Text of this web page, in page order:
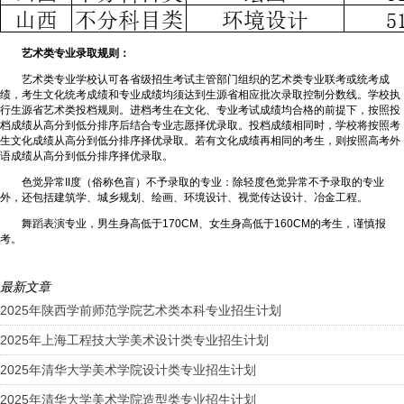
艺术类专业录取规则：
艺术类专业学校认可各省级招生考试主管部门组织的艺术类专业联考或统考成
绩，考生文化统考成绩和专业成绩均须达到生源省相应批次录取控制分数线。学校执
行生源省艺术类投档规则。进档考生在文化、专业考试成绩均合格的前提下，按照投
档成绩从高分到低分排序后结合专业志愿择优录取。投档成绩相同时，学校将按照考
生文化成绩从高分到低分排序择优录取。若有文化成绩再相同的考生，则按照高考外
语成绩从高分到低分排序择优录取。
色觉异常II度（俗称色盲）不予录取的专业：除轻度色觉异常不予录取的专业
外，还包括建筑学、城乡规划、绘画、环境设计、视觉传达设计、冶金工程。
舞蹈表演专业，男生身高低于170CM、女生身高低于160CM的考生，谨慎报
考。
最新文章
2025年陕西学前师范学院艺术类本科专业招生计划
2025年上海工程技大学美术设计类专业招生计划
2025年清华大学美术学院设计类专业招生计划
2025年清华大学美术学院造型类专业招生计划